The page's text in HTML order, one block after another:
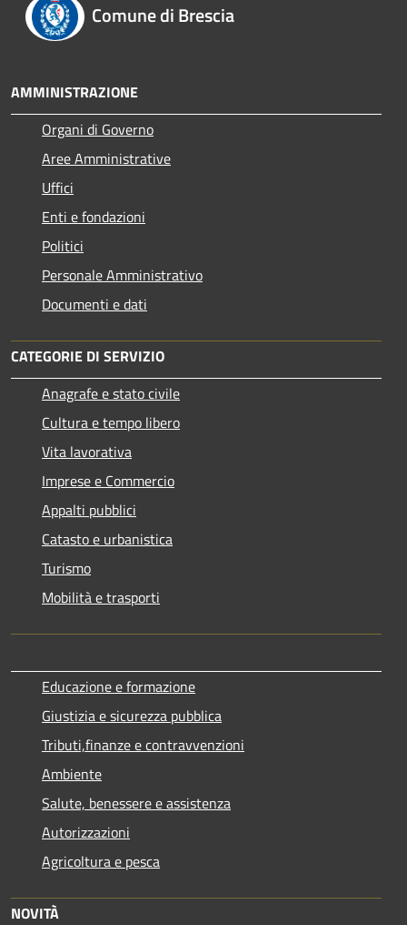
Comune di Brescia
AMMINISTRAZIONE
Organi di Governo
Aree Amministrative
Uffici
Enti e fondazioni
Politici
Personale Amministrativo
Documenti e dati
CATEGORIE DI SERVIZIO
Anagrafe e stato civile
Cultura e tempo libero
Vita lavorativa
Imprese e Commercio
Appalti pubblici
Catasto e urbanistica
Turismo
Mobilità e trasporti
Educazione e formazione
Giustizia e sicurezza pubblica
Tributi,finanze e contravvenzioni
Ambiente
Salute, benessere e assistenza
Autorizzazioni
Agricoltura e pesca
NOVITÀ